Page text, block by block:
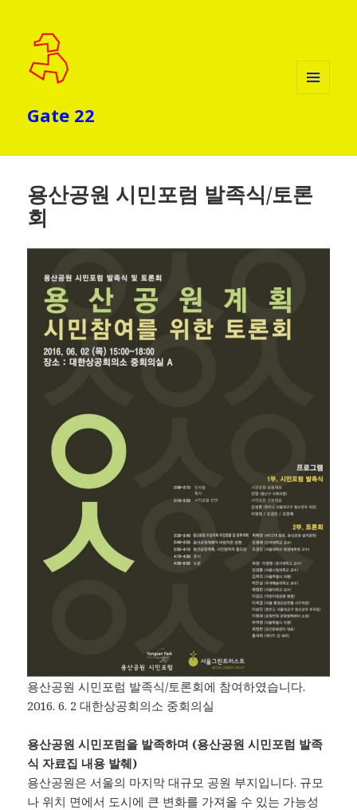
Gate 22
용산공원 시민포럼 발족식/토론
회
용산공원 시민포럼 발족식/토론회에 참여하였습니다.
2016. 6. 2 대한상공회의소 중회의실
용산공원 시민포럼을 발족하며 (용산공원 시민포럼 발족
식 자료집 내용 발췌)
용산공원은 서울의 마지막 대규모 공원 부지입니다. 규모
나 위치 면에서 도시에 큰 변화를 가져올 수 있는 가능성